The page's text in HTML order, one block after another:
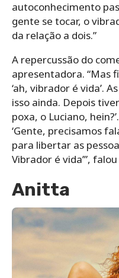
autoconhecimento
gente se tocar, o
da relação a dois.”
A repercussão do
apresentadora. “Mas
‘ah, vibrador é vida’.
isso ainda. Depois
poxa, o Luciano,
‘Gente, precisamos
para libertar as
Vibrador é vida’”,
Anitta